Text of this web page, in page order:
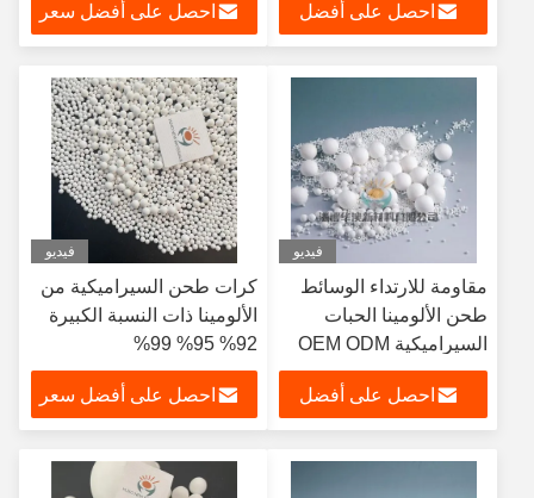
احصل على أفضل
احصل على أفضل سعر
فيديو
مقاومة للارتداء الوسائط
طحن الألومينا الحبات
السيراميكية OEM ODM
احصل على أفضل
فيديو
كرات طحن السيراميكية من
الألومينا ذات النسبة الكبيرة
92% 95% 99%
احصل على أفضل سعر